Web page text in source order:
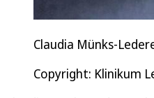
Claudia Münks-
Copyright: Klinikum